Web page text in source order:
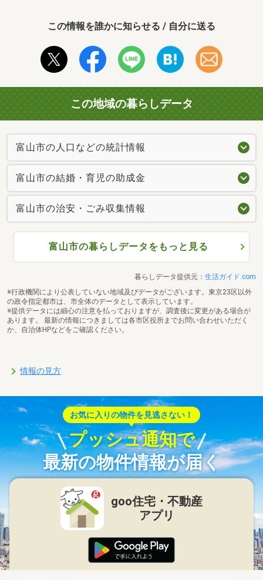
この情報を誰かに知らせる / 自分に送る
この地域の暮らしデータ
富山市の人口などの統計情報
富山市の結婚・育児の助成金
富山市の治安・ごみ収集情報
富山市の暮らしデータをもっと見る
暮らしデータ提供元： 生活ガイド.com
※行政機関により公表していない地域及びデータがございます。東京23区以外
の政令指定都市は、市全体のデータとして表示しています。
※提供データには細心の注意を払っておりますが、調査後に変更がある場合が
あります。 最新の情報につきましては各市区役所までお問い合わせいただく
か、自治体HPなどをご確認ください。
情報の見方
お気に入りの物件を見逃さない！
プッシュ通知で
最新の物件情報が届く
goo住宅・不動産
アプリ